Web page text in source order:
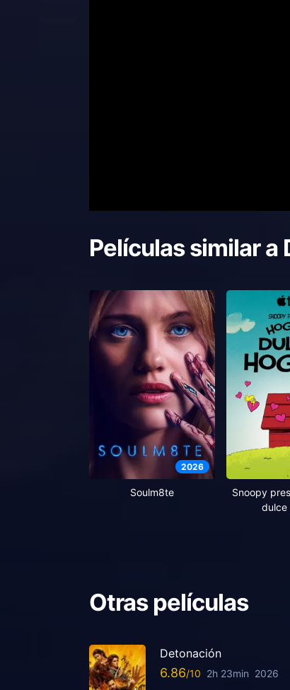
Películas similar a
2026
Soulm8te
Snoopy
dulce
Otras películas
Detonación
6.86 2h 23min 2026